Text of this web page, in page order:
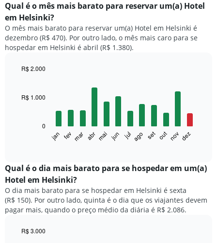
Qual é o mês mais barato para reservar um(a) Hotel
em Helsinki?
O mês mais barato para reservar um(a) Hotel em Helsinki é
dezembro (R$ 470). Por outro lado, o mês mais caro para se
hospedar em Helsinki é abril (R$ 1.380).
with
12
exibe
o
preço
médio
de
um
jan fev mar abr mai jun jul ago set out nov dez
0
R$ 1.000
R$ 2.000
Qual é o dia mais barato para se hospedar em um(a)
Hotel em Helsinki?
O dia mais barato para se hospedar em Helsinki é sexta
(R$ 150). Por outro lado, quinta é o dia que os viajantes devem
pagar mais, quando o preço médio da diária é R$ 2.086.
R$ 3.000